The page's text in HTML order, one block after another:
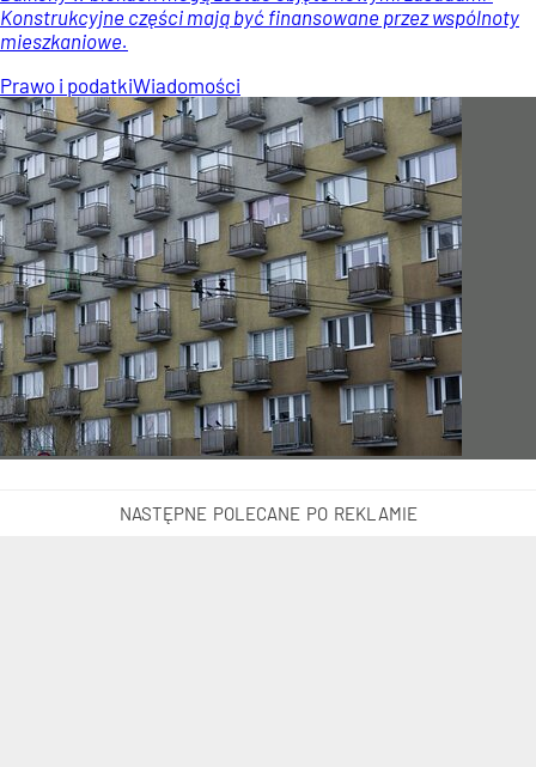
Konstrukcyjne części mają być finansowane przez wspólnoty
mieszkaniowe.
Prawo i podatkiWiadomości